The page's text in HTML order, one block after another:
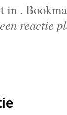
in .
een reactie